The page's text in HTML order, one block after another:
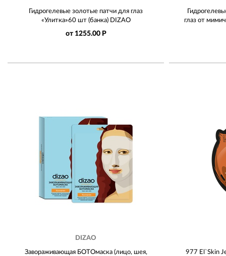
Гидрогелевые золотые патчи для глаз
«Улитка»60 шт (банка) DIZAO
от 1255.00 Р
глаз от
DIZAO
Завораживающая БОТОмаска (лицо, шея,
977 El`Skin